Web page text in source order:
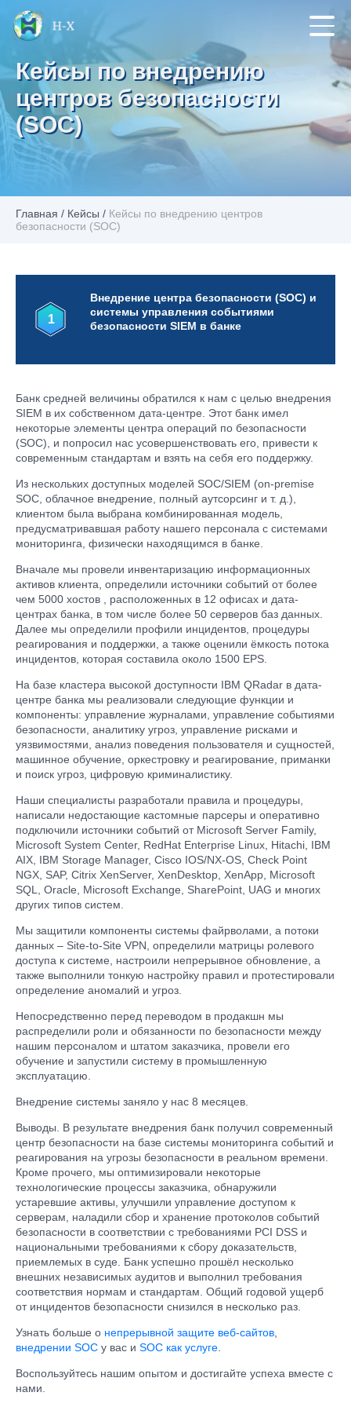
Кейсы по внедрению
центров безопасности
(SOC)
Главная / Кейсы / Кейсы по внедрению центров
безопасности (SOC)
1
Внедрение центра безопасности (SOC) и
системы управления событиями
безопасности SIEM в банке
Банк средней величины обратился к нам с целью внедрения
SIEM в их собственном дата-центре. Этот банк имел
некоторые элементы центра операций по безопасности
(SOC), и попросил нас усовершенствовать его, привести к
современным стандартам и взять на себя его поддержку.
Из нескольких доступных моделей SOC/SIEM (on-premise
SOC, облачное внедрение, полный аутсорсинг и т. д.),
клиентом была выбрана комбинированная модель,
предусматривавшая работу нашего персонала с системами
мониторинга, физически находящимся в банке.
Вначале мы провели инвентаризацию информационных
активов клиента, определили источники событий от более
чем 5000 хостов , расположенных в 12 офисах и дата-
центрах банка, в том числе более 50 серверов баз данных.
Далее мы определили профили инцидентов, процедуры
реагирования и поддержки, а также оценили ёмкость потока
инцидентов, которая составила около 1500 EPS.
На базе кластера высокой доступности IBM QRadar в дата-
центре банка мы реализовали следующие функции и
компоненты: управление журналами, управление событиями
безопасности, аналитику угроз, управление рисками и
уязвимостями, анализ поведения пользователя и сущностей,
машинное обучение, оркестровку и реагирование, приманки
и поиск угроз, цифровую криминалистику.
Наши специалисты разработали правила и процедуры,
написали недостающие кастомные парсеры и оперативно
подключили источники событий от Microsoft Server Family,
Microsoft System Center, RedHat Enterprise Linux, Hitachi, IBM
AIX, IBM Storage Manager, Cisco IOS/NX-OS, Check Point
NGX, SAP, Citrix XenServer, XenDesktop, XenApp, Microsoft
SQL, Oracle, Microsoft Exchange, SharePoint, UAG и многих
других типов систем.
Мы защитили компоненты системы файрволами, а потоки
данных – Site-to-Site VPN, определили матрицы ролевого
доступа к системе, настроили непрерывное обновление, а
также выполнили тонкую настройку правил и протестировали
определение аномалий и угроз.
Непосредственно перед переводом в продакшн мы
распределили роли и обязанности по безопасности между
нашим персоналом и штатом заказчика, провели его
обучение и запустили систему в промышленную
эксплуатацию.
Внедрение системы заняло у нас 8 месяцев.
Выводы. В результате внедрения банк получил современный
центр безопасности на базе системы мониторинга событий и
реагирования на угрозы безопасности в реальном времени.
Кроме прочего, мы оптимизировали некоторые
технологические процессы заказчика, обнаружили
устаревшие активы, улучшили управление доступом к
серверам, наладили сбор и хранение протоколов событий
безопасности в соответствии с требованиями PCI DSS и
национальными требованиями к сбору доказательств,
приемлемых в суде. Банк успешно прошёл несколько
внешних независимых аудитов и выполнил требования
соответствия нормам и стандартам. Общий годовой ущерб
от инцидентов безопасности снизился в несколько раз.
Узнать больше о непрерывной защите веб-сайтов
внедрении SOC у вас и SOC как услуге
Воспользуйтесь нашим опытом и достигайте успеха вместе с
нами.